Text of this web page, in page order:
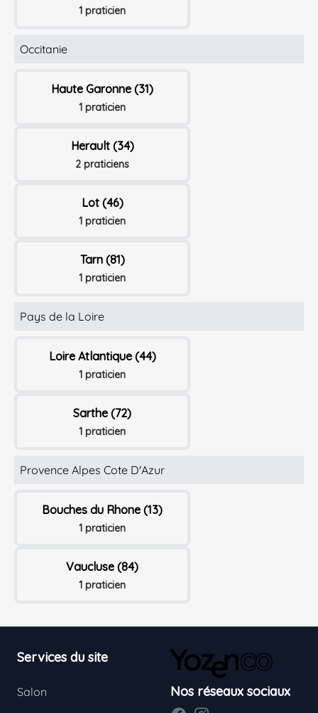
1 praticien
Occitanie
Haute Garonne (31)
1 praticien
Herault (34)
2 praticiens
Lot (46)
1 praticien
Tarn (81)
1 praticien
Pays de la Loire
Loire Atlantique (44)
1 praticien
Sarthe (72)
1 praticien
Provence Alpes Cote D'Azur
Bouches du Rhone (13)
1 praticien
Vaucluse (84)
1 praticien
Services du site
Salon Nos réseaux sociaux